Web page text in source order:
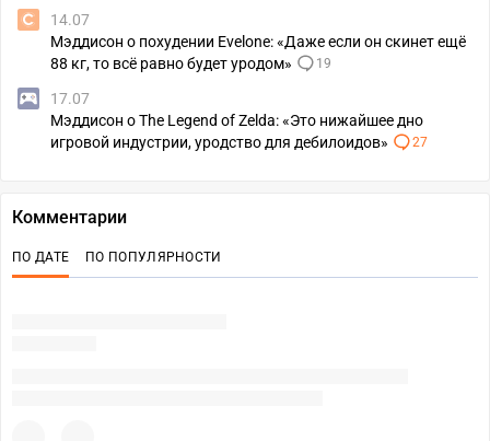
14.07
Мэддисон о похудении Evelone: «Даже если он скинет ещё
88 кг, то всё равно будет уродом»
19
17.07
Мэддисон о The Legend of Zelda: «Это нижайшее дно
игровой индустрии, уродство для дебилоидов»
27
Комментарии
ПО ДАТЕ ПО ПОПУЛЯРНОСТИ